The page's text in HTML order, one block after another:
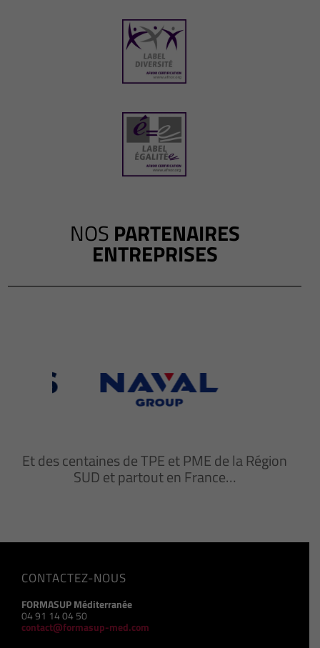
NOS PARTENAIRES
ENTREPRISES
Et des centaines de TPE et PME de la Région
SUD et partout en France…
CONTACTEZ-NOUS
FORMASUP Méditerranée
04 91 14 04 50
contact@formasup-med.com